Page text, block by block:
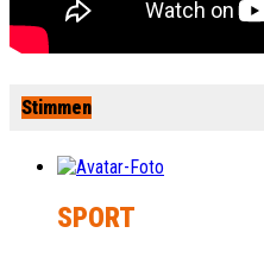
Stimmen
SPORT